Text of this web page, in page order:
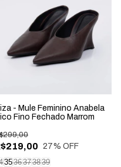
- Mule Feminino Anabela
Fino Fechado Marrom
27% OFF
3536373839